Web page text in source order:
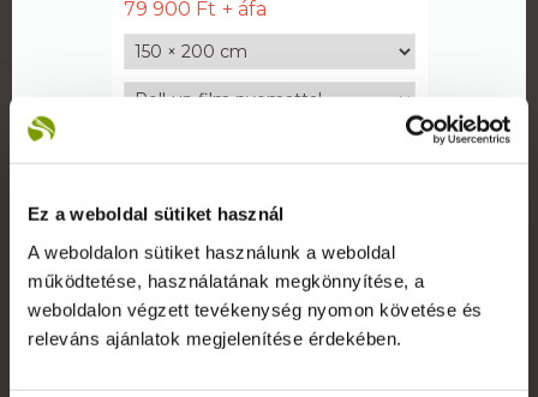
Ez a weboldal sütiket használ
A weboldalon sütiket használunk a weboldal
működtetése, használatának megkönnyítése, a
weboldalon végzett tevékenység nyomon követése és
releváns ajánlatok megjelenítése érdekében.
79 900 Ft